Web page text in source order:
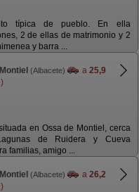
típica de pueblo. En ella
2 de ellas de matrimonio y 2
y barra ...
(Albacete) a 25,9
en Ossa de Montiel, cerca
de Ruidera y Cueva
familias, amigo ...
(Albacete) a 26,2